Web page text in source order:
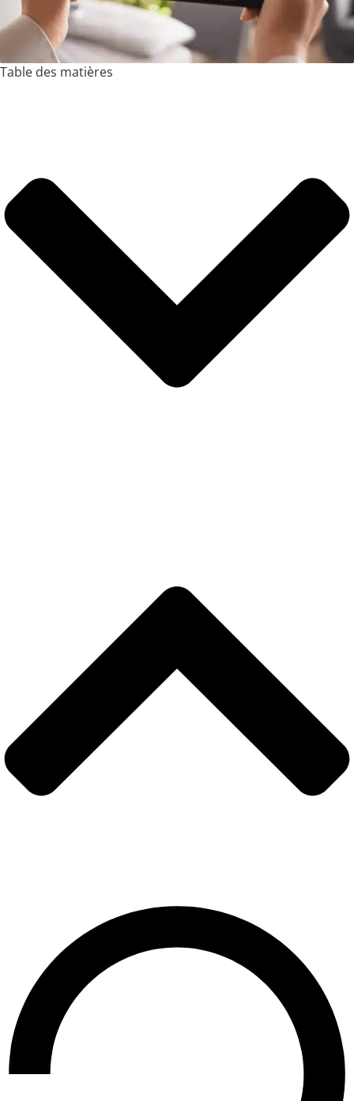
Table des matières